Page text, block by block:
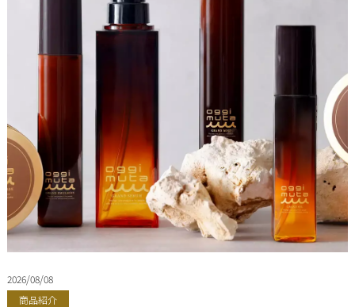
2026/08/08
商品紹介